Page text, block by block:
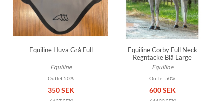
Equiline Huva Grå Full
Equiline
Outlet 50%
350 SEK
Equiline Corby Full Neck
Regntäcke Blå Large
Equiline
Outlet 50%
600 SEK